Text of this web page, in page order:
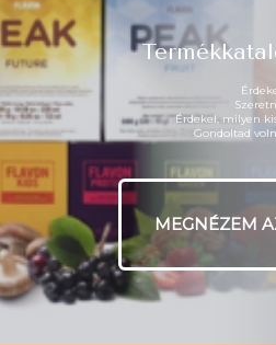
Érdekel, milyen
Gondoltad
MEGNÉZEM